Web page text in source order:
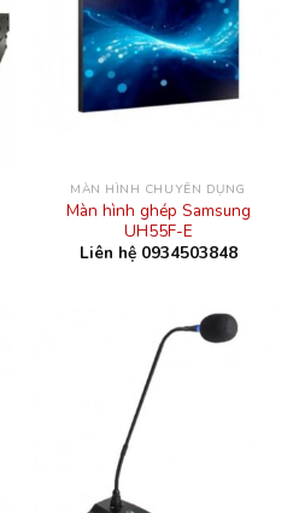
MÀN HÌNH CHUYÊN DỤNG
Màn hình ghép Samsung
UH55F-E
Liên hệ 0934503848